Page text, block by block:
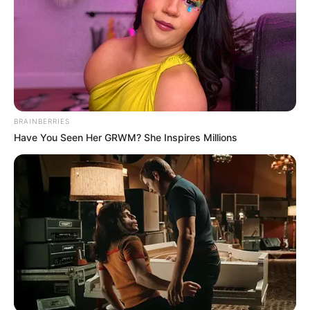
ακαδημαϊκού έτους.
Φοιτητικό επίδομα ενοικίου: Ποιοι είναι
δικαιούχοι;
Δικαιούχοιγια το φοιτητικό επίδομα για να
κάνουν αίτηση είναι οι Έλληνες υπήκοοι ή οι
Ευρωπαίοι πολίτες στους οποίους χορηγείται
BRAINBERRIES
Have You Seen Her GRWM? She Inspires Millions